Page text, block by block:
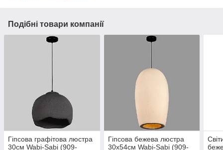
Подібні товари компанії
Гіпсова графітова люстра
30см Wabi-Sabi (909-
Гіпсова бежева люстра
30х54см Wabi-Sabi (909-